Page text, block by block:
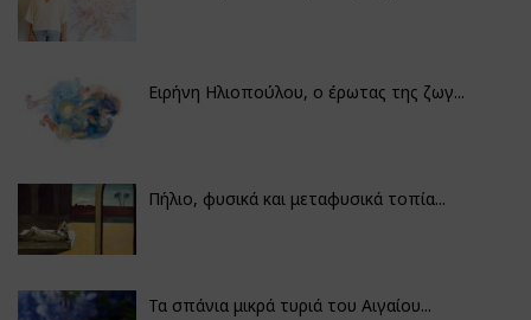
Ειρήνη Ηλιοπούλου, ο έρωτας της ζωγ...
Πήλιο, φυσικά και μεταφυσικά τοπία...
Τα σπάνια μικρά τυριά του Αιγαίου...